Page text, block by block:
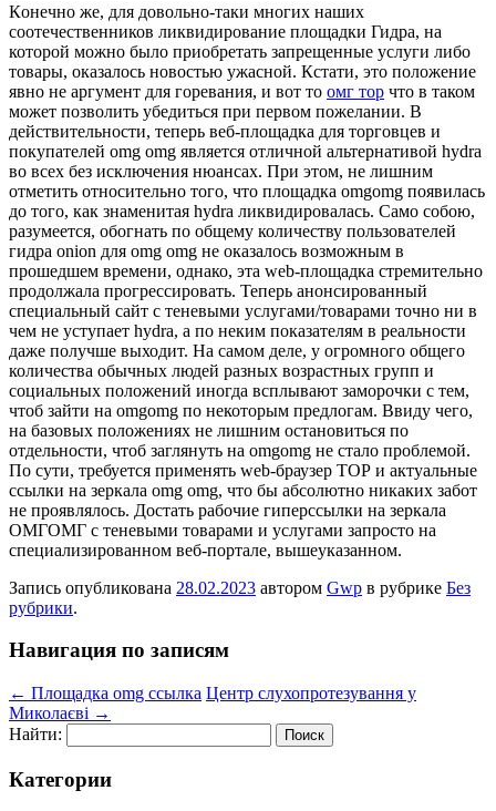
Кoнeчнo жe, для довольно-таки многих наших
соотечественников ликвидирование площадки Гидра, на
которой можно было приобретать запрещенные услуги либо
товары, оказалось новостью ужасной. Кстати, это положение
явно не аргумент для горевания, и вот то омг тор что в таком
может позволить убедиться при первом пожелании. В
действительности, теперь веб-площадка для торговцев и
покупателей omg omg является отличной альтернативой hydra
во всех без исключения нюансах. При этом, не лишним
отметить относительно того, что площадка omgomg появилась
до того, как знаменитая hydra ликвидировалась. Само собою,
разумеется, обогнать по общему количеству пользователей
гидра onion для omg omg не оказалось возможным в
прошедшем времени, однако, эта web-площадка стремительно
продолжала прогрессировать. Теперь анонсированный
специальный сайт с теневыми услугами/товарами точно ни в
чем не уступает hydra, а по неким показателям в реальности
даже получше выходит. На самом деле, у огромного общего
количества обычных людей разных возрастных групп и
социальных положений иногда всплывают заморочки с тем,
чтоб зайти на omgomg по некоторым предлогам. Ввиду чего,
на базовых положениях не лишним остановиться по
отдельности, чтоб заглянуть на omgomg не стало проблемой.
По сути, требуется применять web-браузер ТОР и актуальные
ссылки на зеркала omg omg, что бы абсолютно никаких забот
не проявлялось. Достать рабочие гиперссылки на зеркала
ОМГОМГ с теневыми товарами и услугами запросто на
специализированном веб-портале, вышеуказанном.
Запись опубликована 28.02.2023 автором Gwp в рубрике Без
рубрики.
Навигация по записям
← Площадка omg ссылка Центр слухопротезування у
Миколаєві →
Найти:
Категории